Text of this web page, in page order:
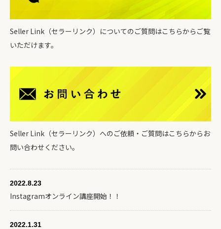
Seller Link（セラーリンク）についてのご質問はこちらからご覧
いただけます。
Seller Link（セラーリンク）へのご依頼・ご質問はこちらからお
問い合わせください。
2022.8.23
Instagramオンライン講座開始！！
2022.1.31